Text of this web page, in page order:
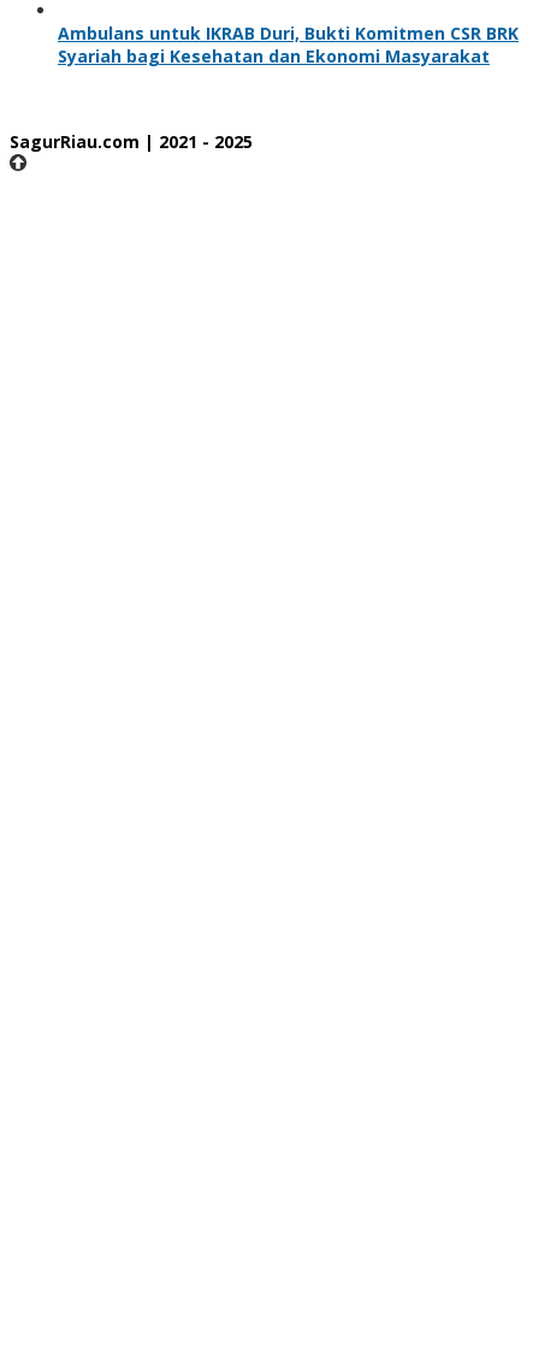
Ambulans untuk IKRAB Duri, Bukti Komitmen CSR BRK
Syariah bagi Kesehatan dan Ekonomi Masyarakat
SagurRiau.com | 2021 - 2025